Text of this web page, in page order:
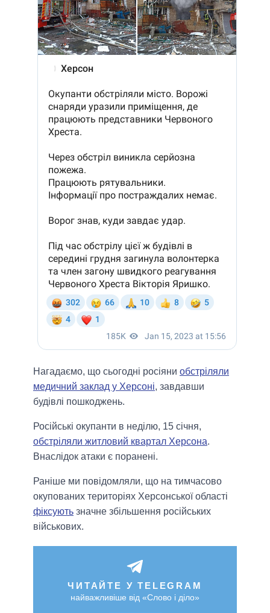
Нагадаємо, що сьогодні росіяни обстріляли
медичний заклад у Херсоні, завдавши
будівлі пошкоджень.
Російські окупанти в неділю, 15 січня,
обстріляли житловий квартал Херсона.
Внаслідок атаки є поранені.
Раніше ми повідомляли, що на тимчасово
окупованих територіях Херсонської області
фіксують значне збільшення російських
військових.
ЧИТАЙТЕ У TELEGRAM
найважливіше від «Слово і діло»